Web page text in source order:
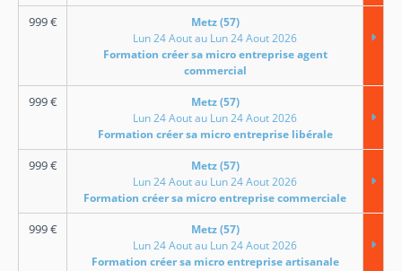
999€
Metz (57)
Lun 24 Aout au Lun 24 Aout 2026
Formation créer sa micro entreprise agent
commercial
999€
Metz (57)
Lun 24 Aout au Lun 24 Aout 2026
Formation créer sa micro entreprise libérale
999€
Metz (57)
Lun 24 Aout au Lun 24 Aout 2026
Formation créer sa micro entreprise commerciale
999€
Metz (57)
Lun 24 Aout au Lun 24 Aout 2026
Formation créer sa micro entreprise artisanale